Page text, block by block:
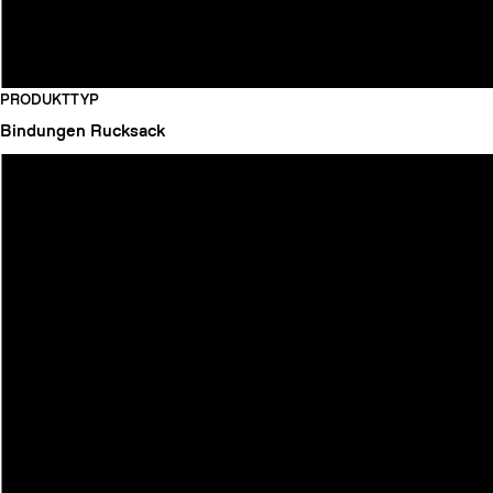
PRODUKTTYP
Bindungen Rucksack